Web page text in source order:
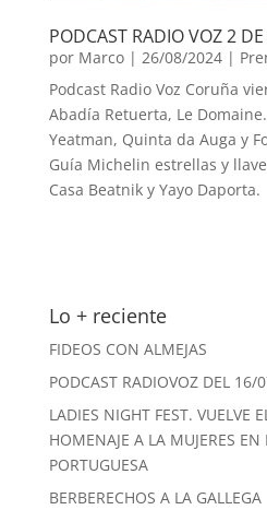
PODCAST RADIO VOZ 2
por Marco| 26/08/2024|
Podcast Radio Voz Coruña
Abadía Retuerta, Le
Yeatman, Quinta da Auga y
Guía Michelin estrellas y
Casa Beatnik y Yayo Daporta.
Lo + reciente
FIDEOS CON ALMEJAS
PODCAST RADIOVOZ DEL 16/
LADIES NIGHT FEST. VUELVE
HOMENAJE A LA MUJERES
PORTUGUESA
BERBERECHOS A LA GALLEGA